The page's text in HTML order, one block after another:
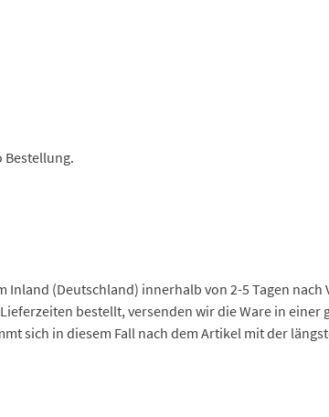
Bestellung.
(Deutschland) innerhalb von 2-5 Tagen nach
bestellt, versenden wir die Ware in einer
sich in diesem Fall nach dem Artikel mit der